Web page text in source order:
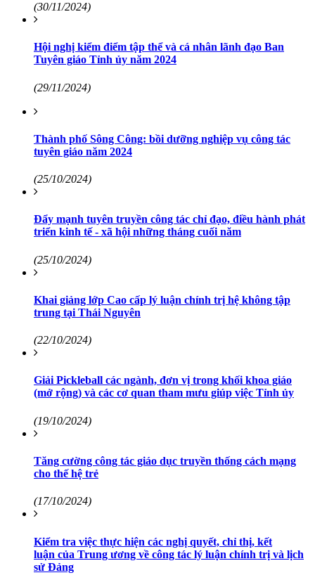
(30/11/2024)
Hội nghị kiểm điểm tập thể và cá nhân lãnh đạo Ban
Tuyên giáo Tỉnh ủy năm 2024
(29/11/2024)
Thành phố Sông Công: bồi dưỡng nghiệp vụ công tác
tuyên giáo năm 2024
(25/10/2024)
Đẩy mạnh tuyên truyền công tác chỉ đạo, điều hành phát
triển kinh tế - xã hội những tháng cuối năm
(25/10/2024)
Khai giảng lớp Cao cấp lý luận chính trị hệ không tập
trung tại Thái Nguyên
(22/10/2024)
Giải Pickleball các ngành, đơn vị trong khối khoa giáo
(mở rộng) và các cơ quan tham mưu giúp việc Tỉnh ủy
(19/10/2024)
Tăng cường công tác giáo dục truyền thống cách mạng
cho thế hệ trẻ
(17/10/2024)
Kiểm tra việc thực hiện các nghị quyết, chỉ thị, kết
luận của Trung ương về công tác lý luận chính trị và lịch
sử Đảng